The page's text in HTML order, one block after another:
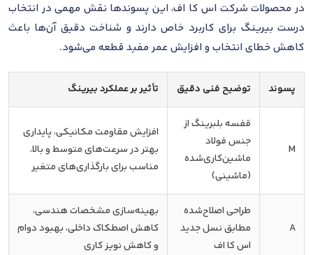
در محصولات شرکت اس کا اف، این پسوندها نقش مهمی در انتخاب
درست بیرینگ برای کاربرد خاص دارند و شناخت دقیق آن‌ها باعث
کاهش خطای انتخاب و افزایش عمر مفید قطعه می‌شود.
پسوند توضیح فنی دقیق تأثیر بر عملکرد بیرینگ
M
قفسه بلبرینگ از
جنس فولاد
ماشین‌کاری‌شده
(ماشینی)
افزایش مقاومت مکانیکی، پایداری
بهتر در سرعت‌های متوسط و بالا،
مناسب برای بارگذاری‌های متغیر
A
طراحی اصلاح‌شده
مطابق نسل جدید
اس کا اف
بهینه‌سازی مشخصات هندسی،
کاهش اصطکاک داخلی، بهبود دوام
و کاهش نویز کاری